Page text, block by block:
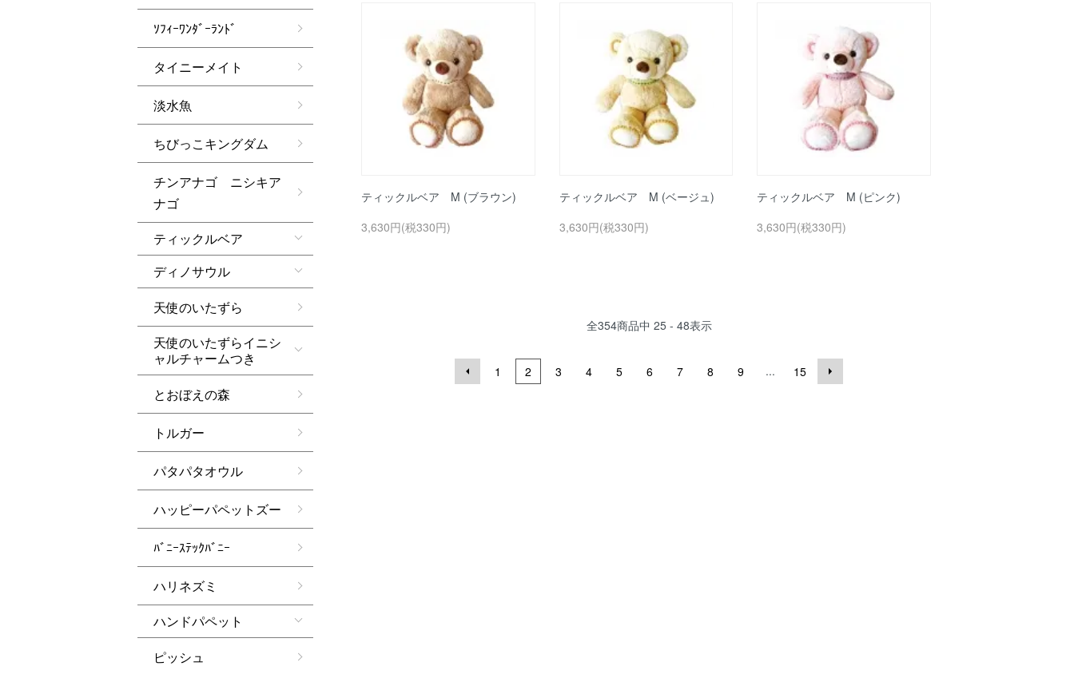
ティックルベア M (ブラウン)
3,630円(税330円)
ティックルベア M (ベージュ)
3,630円(税330円)
ティックルベア M (ピンク)
3,630円(税330円)
全354商品中 25 - 48表示
1 2 3 4 5 6 7 8 9 ... 15
ｿﾌｨｰﾜﾝﾀﾞｰﾗﾝﾄﾞ
タイニーメイト
淡水魚
ちびっこキングダム
チンアナゴ ニシキア
ナゴ
ティックルベア
ディノサウル
天使のいたずら
天使のいたずらイニシ
ャルチャームつき
とおぼえの森
トルガー
パタパタオウル
ハッピーパペットズー
ﾊﾞﾆｰｽﾃｯｸﾊﾞﾆｰ
ハリネズミ
ハンドパペット
ピッシュ